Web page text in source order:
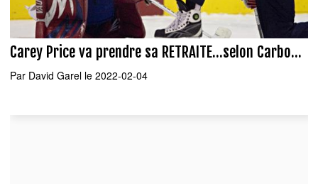
Carey Price va prendre sa RETRAITE...selon Carbo...
Par David Garel le 2022-02-04